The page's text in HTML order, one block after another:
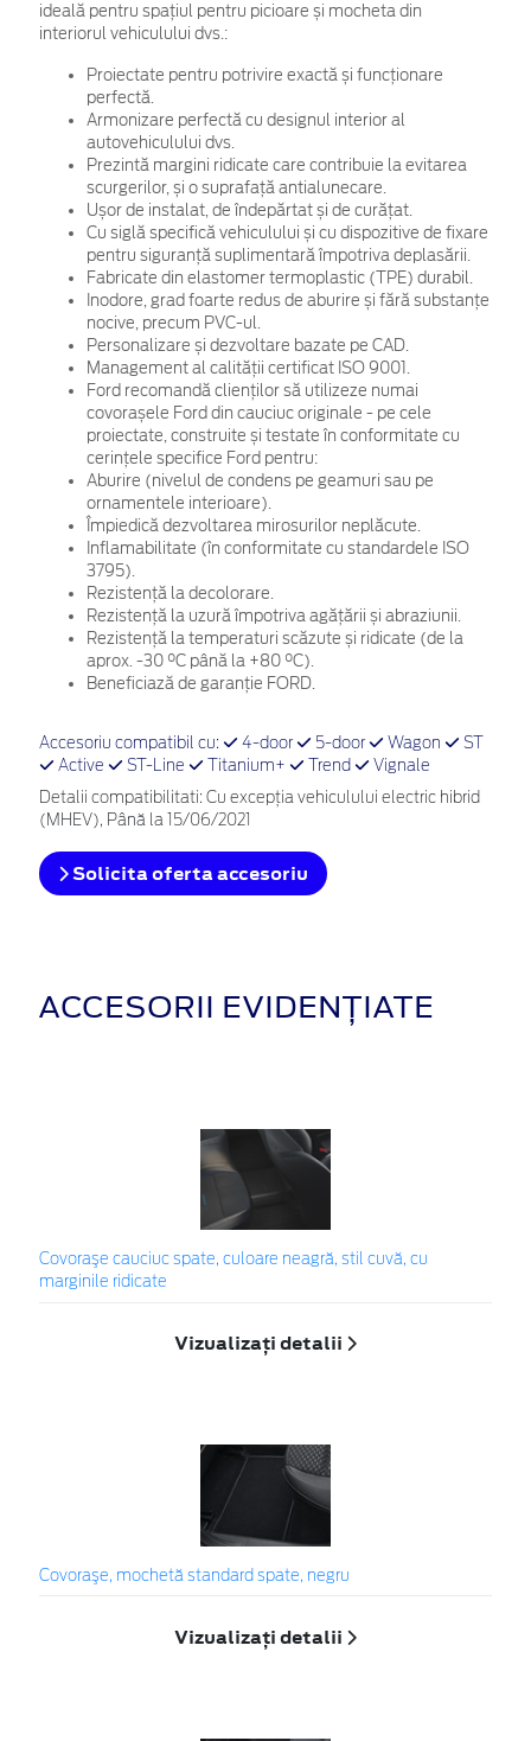
ideală pentru spațiul pentru picioare și mocheta din
interiorul vehiculului dvs.:
Proiectate pentru potrivire exactă și funcționare
perfectă.
Armonizare perfectă cu designul interior al
autovehiculului dvs.
Prezintă margini ridicate care contribuie la evitarea
scurgerilor, și o suprafață antialunecare.
Ușor de instalat, de îndepărtat și de curățat.
Cu siglă specifică vehiculului și cu dispozitive de fixare
pentru siguranță suplimentară împotriva deplasării.
Fabricate din elastomer termoplastic (TPE) durabil.
Inodore, grad foarte redus de aburire și fără substanțe
nocive, precum PVC-ul.
Personalizare și dezvoltare bazate pe CAD.
Management al calității certificat ISO 9001.
Ford recomandă clienților să utilizeze numai
covorașele Ford din cauciuc originale - pe cele
proiectate, construite și testate în conformitate cu
cerințele specifice Ford pentru:
Aburire (nivelul de condens pe geamuri sau pe
ornamentele interioare).
Împiedică dezvoltarea mirosurilor neplăcute.
Inflamabilitate (în conformitate cu standardele ISO
3795).
Rezistență la decolorare.
Rezistență la uzură împotriva agățării și abraziunii.
Rezistență la temperaturi scăzute și ridicate (de la
aprox. -30 °C până la +80 °C).
Beneficiază de garanție FORD.
Accesoriu compatibil cu: 4-door 5-door Wagon
ST
Active
ST-Line Titanium+ Trend Vignale
Detalii compatibilitati: Cu excepția vehiculului electric hibrid
(MHEV), Până la 15/06/2021
Solicita oferta accesoriu
ACCESORII EVIDENȚIATE
Covoraşe cauciuc spate, culoare neagră, stil cuvă, cu
marginile ridicate
Vizualizați detalii
Covoraşe, mochetă standard spate, negru
Vizualizați detalii